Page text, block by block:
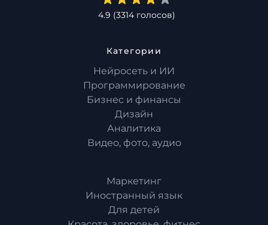
4.9 (3314голосов)
Категории
Нейросеть и ИИ
Программирование
Бизнес и финансы
Дизайн
Аналитика
Видео, фото, аудио
Маркетинг
Иностранный язык
Для детей